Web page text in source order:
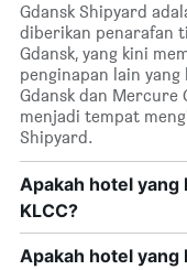
Gdansk Shipyard
diberikan penarafan
Gdansk, yang kini
penginapan lain
Gdansk dan Mercure
menjadi tempat
Shipyard.
Apakah hotel yang
KLCC?
Apakah hotel yang